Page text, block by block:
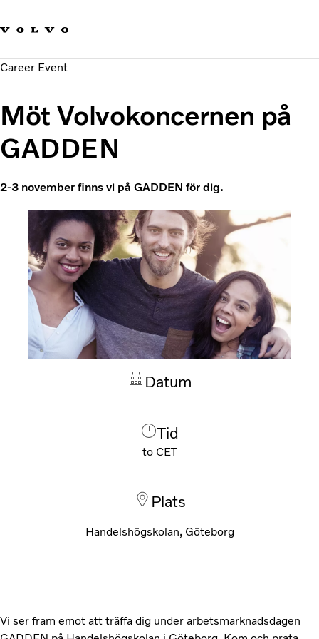
Hållbara transporter
Investerare
Career Event
Möt Volvokoncernen på
GADDEN
2-3 november finns vi på GADDEN för dig.
Datum
Tid
to CET
Plats
Handelshögskolan, Göteborg
Vi ser fram emot att träffa dig under arbetsmarknadsdagen